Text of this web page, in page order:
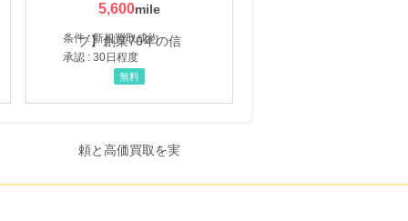
5,600
条件 : 新規買取成約
承認 : 30日程度
無料